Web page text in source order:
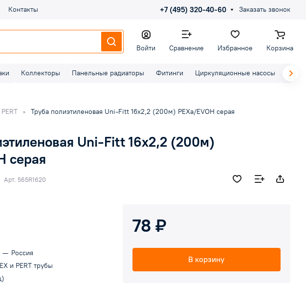
Контакты +7 (495) 320-40-60 Заказать звонок
Войти Сравнение Избранное Корзина
Коллекторы Панельные радиаторы Фитинги Циркуляционные насосы
Труба полиэтиленовая Uni-Fitt 16х2,2 (200м) PEXa/EVOH серая
Uni-Fitt 16х2,2 (200м)
серая
Арт. 565R1620
— Россия
и PERT трубы
78 ₽
В корзину